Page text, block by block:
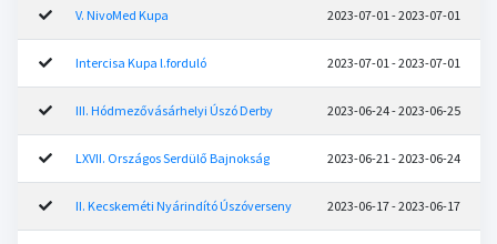
V. NivoMed Kupa 2023-07-01 - 2023-07-01
Intercisa Kupa l.forduló 2023-07-01 - 2023-07-01
III. Hódmezővásárhelyi Úszó Derby 2023-06-24 - 2023-06-25
LXVII. Országos Serdülő Bajnokság 2023-06-21 - 2023-06-24
II. Kecskeméti Nyárindító Úszóverseny 2023-06-17 - 2023-06-17